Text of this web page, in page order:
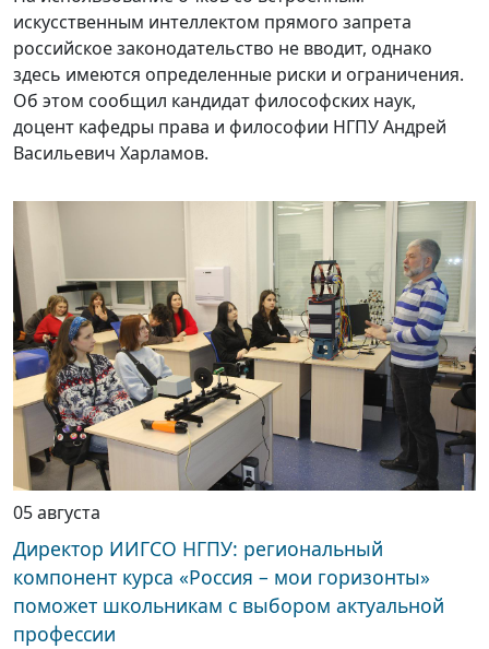
искусственным интеллектом прямого запрета
российское законодательство не вводит, однако
здесь имеются определенные риски и ограничения.
Об этом сообщил кандидат философских наук,
доцент кафедры права и философии НГПУ Андрей
Васильевич Харламов.
05 августа
Директор ИИГСО НГПУ: региональный
компонент курса «Россия – мои горизонты»
поможет школьникам с выбором актуальной
профессии